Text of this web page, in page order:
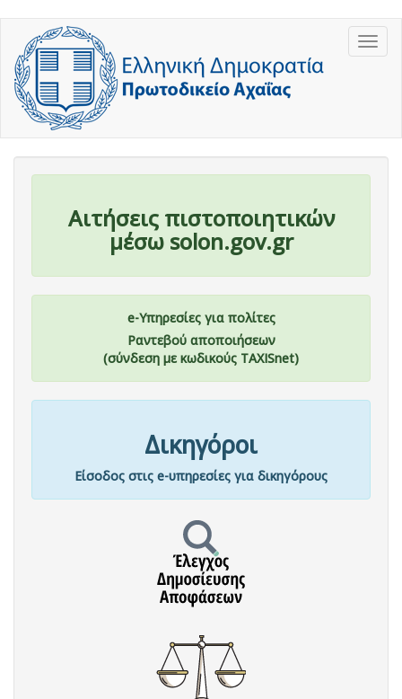
Παράκαμψη
προς
κυρίως
περιεχόμενο
Αιτήσεις πιστοποιητικών
μέσω solon.gov.gr
e-Υπηρεσίες για πολίτες
Ραντεβού αποποιήσεων
(σύνδεση με κωδικούς TAXISnet)
Δικηγόροι
Είσοδος στις e-υπηρεσίες για δικηγόρους